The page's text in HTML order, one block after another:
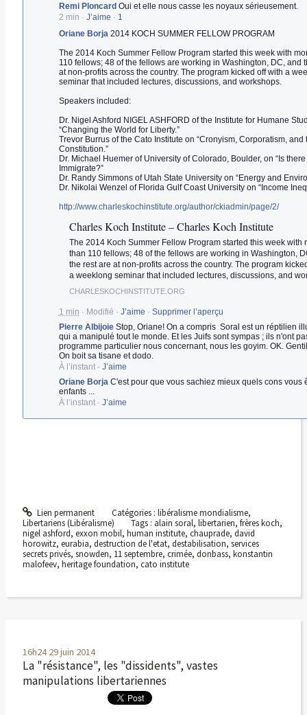
Remi Ploncard Oui et elle nous casse les noyaux sérieusement.
2 min · J’aime · 1
Oriane Borja 2014 KOCH SUMMER FELLOW PROGRAM
The 2014 Koch Summer Fellow Program started this week with
110 fellows; 48 of the fellows are working in Washington, DC, and
at non-profits across the country. The program kicked off with a
seminar that included lectures, discussions, and workshops.
Speakers included:
Dr. Nigel Ashford NIGEL ASHFORD of the Institute for Humane
“Changing the World for Liberty.”
Trevor Burrus of the Cato Institute on “Cronyism, Corporatism, and
Constitution.”
Dr. Michael Huemer of University of Colorado, Boulder, on “Is
Immigrate?”
Dr. Randy Simmons of Utah State University on “Energy and
Dr. Nikolai Wenzel of Florida Gulf Coast University on “Income
http://www.charleskochinstitute.org/author/ckiadmin/page/2/
Charles Koch Institute – Charles Koch Institute
The 2014 Koch Summer Fellow Program started this week with
than 110 fellows; 48 of the fellows are working in Washington,
the rest are at non-profits across the country. The program
a weeklong seminar that included lectures, discussions, and
CHARLESKOCHINSTITUTE.ORG
1 min · Modifié · J’aime · Supprimer l’aperçu
Pierre Albijoie Stop, Oriane! On a compris Soral est un réptilien
qui a manipulé tout le monde. Et les Juifs sont sympas ; ils n'ont
programme particulier nous concernant, nous les goyim. OK.
On boit sa tisane et dodo.
À l’instant· J’aime
Oriane Borja C'est pour que vous sachiez mieux quels cons vous
enfants ...
À l’instant· J’aime
Lien permanent Catégories : libéralisme mondialisme,
Libertariens (Libéralisme)
Tags : alain soral,libertarien,frères koch,
nigel ashford, exxon mobil, human institute, chauprade, david
horowitz, eurabia, destruction de l'etat, destabilisation, services
secrets privés, snowden, 11 septembre, crimée, donbass, konstantin
malofeev, heritage foundation, cato institute
16h24 29juin 2014
La "résistance", les "dissidents", vastes
manipulations libertariennes